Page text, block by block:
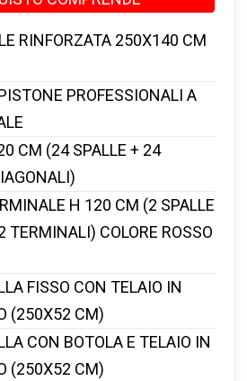
RINFORZATA 250X140 CM
PROFESSIONALI A
CM (24 SPALLE + 24
H 120 CM (2 SPALLE
TERMINALI) COLORE ROSSO
FISSO CON TELAIO IN
(250X52 CM)
CON BOTOLA E TELAIO IN
(250X52 CM)